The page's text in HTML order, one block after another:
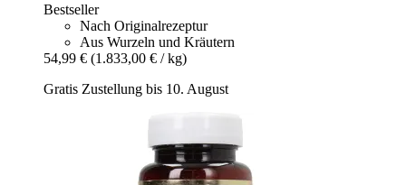
Bestseller
Nach Originalrezeptur
Aus Wurzeln und Kräutern
54,99 € (1.833,00 € / kg)
Gratis Zustellung bis 10. August